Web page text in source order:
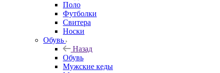
Поло
Футболки
Свитера
Носки
Обувь
Назад
Обувь
Мужские кеды